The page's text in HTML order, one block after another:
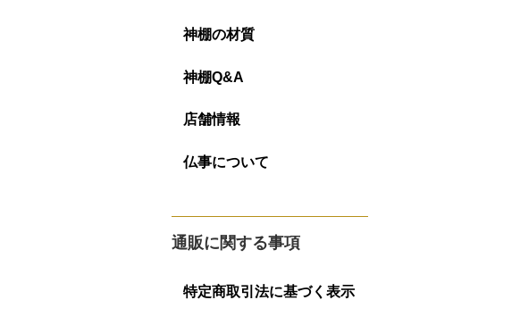
神棚の材質
神棚Q&A
店舗情報
仏事について
通販に関する事項
特定商取引法に基づく表示